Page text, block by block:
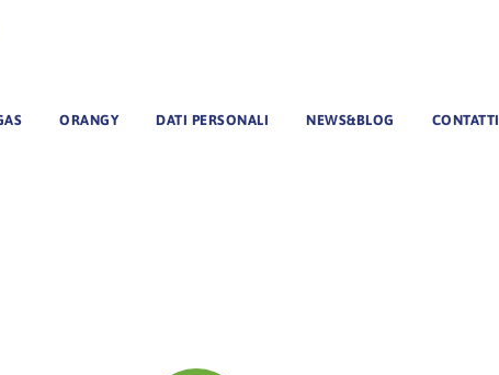
ORANGY DATI PERSONALI NEWS&BLOG CONTATTI